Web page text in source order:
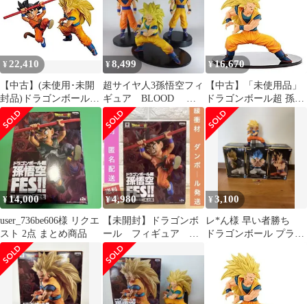
¥ 22,410
【中古】(未使用･未開
封品)ドラゴンボール超
孫悟空FES!! 其之四 全2
種セット バンプレス
ト プライズ
¥8,499
超サイヤ人3孫悟空フィ
ギュア BLOOD 一
番くじ フェス
¥16,670
【中古】「未使用品」
ドラゴンボール超 孫悟
空FES!! 其之四 超サイ
ヤ人3孫悟空 単品
¥14,000
user_736be606様 リクエ
スト 2点 まとめ商品
¥4,980
【未開封】ドラゴンボ
ール フィギュア 孫
悟空FES 其之四 少年
期 如意棒
¥3,100
レ*ん様 早い者勝ち
ドラゴンボール プライ
サイヤ人3 美品